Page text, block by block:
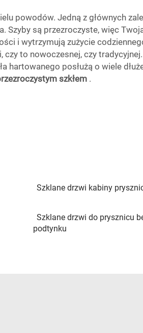
powodów. Jedną z głównych
są przezroczyste, więc
i wytrzymują zużycie
to nowoczesnej, czy
hartowanego posłużą o wiele
szkłem .
Szklane drzwi kabiny
Szklane drzwi do prysznicu
podtynku